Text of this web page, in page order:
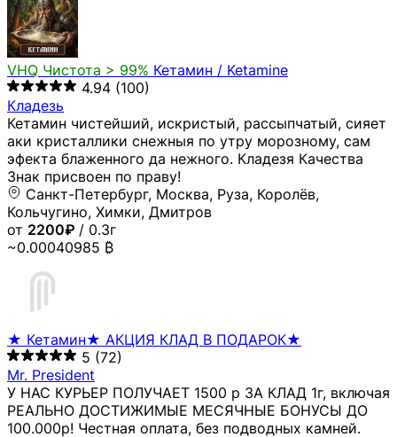
VHQ Чистота > 99% Кетамин / Ketamine
4.94 (100)
Кладезь
Кетамин чистейший, искристый, рассыпчатый, сияет
аки кристаллики снежныя по утру морозному, сам
эфекта блаженного да нежного. Кладезя Качества
Знак присвоен по праву!
Санкт-Петербург, Москва, Руза, Королёв,
Кольчугино, Химки, Дмитров
от 2200₽ / 0.3г
~0.00040985 ₿
★ Кетамин★ АКЦИЯ КЛАД В ПОДАРОК★
5 (72)
Mr. President
У НАС КУРЬЕР ПОЛУЧАЕТ 1500 р ЗА КЛАД 1г, включая
РЕАЛЬНО ДОСТИЖИМЫЕ МЕСЯЧНЫЕ БОНУСЫ ДО
100.000р! Честная оплата, без подводных камней.